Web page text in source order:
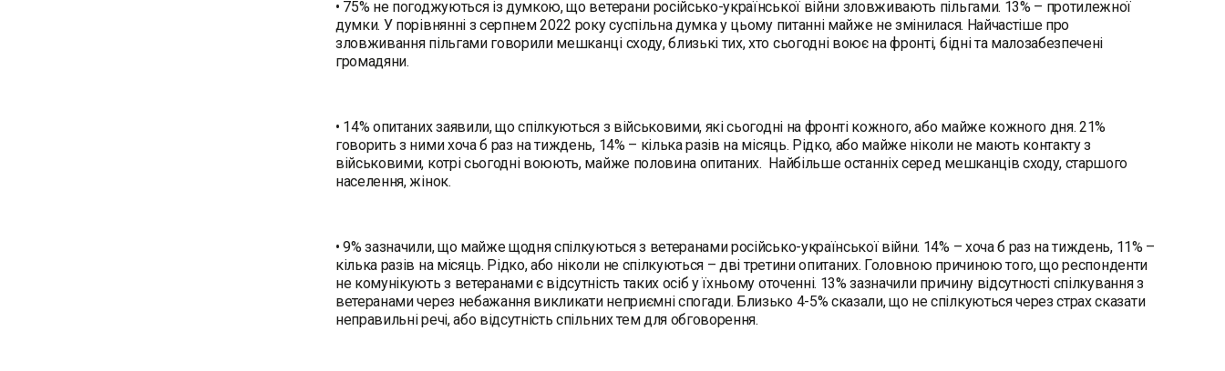
• 75% не погоджуються із думкою, що ветерани російсько-української війни зловживають пільгами. 13% – протилежної
думки. У порівнянні з серпнем 2022 року суспільна думка у цьому питанні майже не змінилася. Найчастіше про
зловживання пільгами говорили мешканці сходу, близькі тих, хто сьогодні воює на фронті, бідні та малозабезпечені
громадяни.
• 14% опитаних заявили, що спілкуються з військовими, які сьогодні на фронті кожного, або майже кожного дня. 21%
говорить з ними хоча б раз на тиждень, 14% – кілька разів на місяць. Рідко, або майже ніколи не мають контакту з
військовими, котрі сьогодні воюють, майже половина опитаних. Найбільше останніх серед мешканців сходу, старшого
населення, жінок.
• 9% зазначили, що майже щодня спілкуються з ветеранами російсько-української війни. 14% – хоча б раз на тиждень, 11% –
кілька разів на місяць. Рідко, або ніколи не спілкуються – дві третини опитаних. Головною причиною того, що респонденти
не комунікують з ветеранами є відсутність таких осіб у їхньому оточенні. 13% зазначили причину відсутності спілкування з
ветеранами через небажання викликати неприємні спогади. Близько 4-5% сказали, що не спілкуються через страх сказати
неправильні речі, або відсутність спільних тем для обговорення.